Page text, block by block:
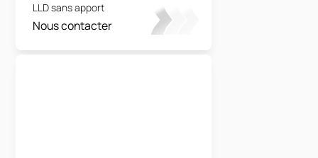
LLD sans apport
Nous contacter